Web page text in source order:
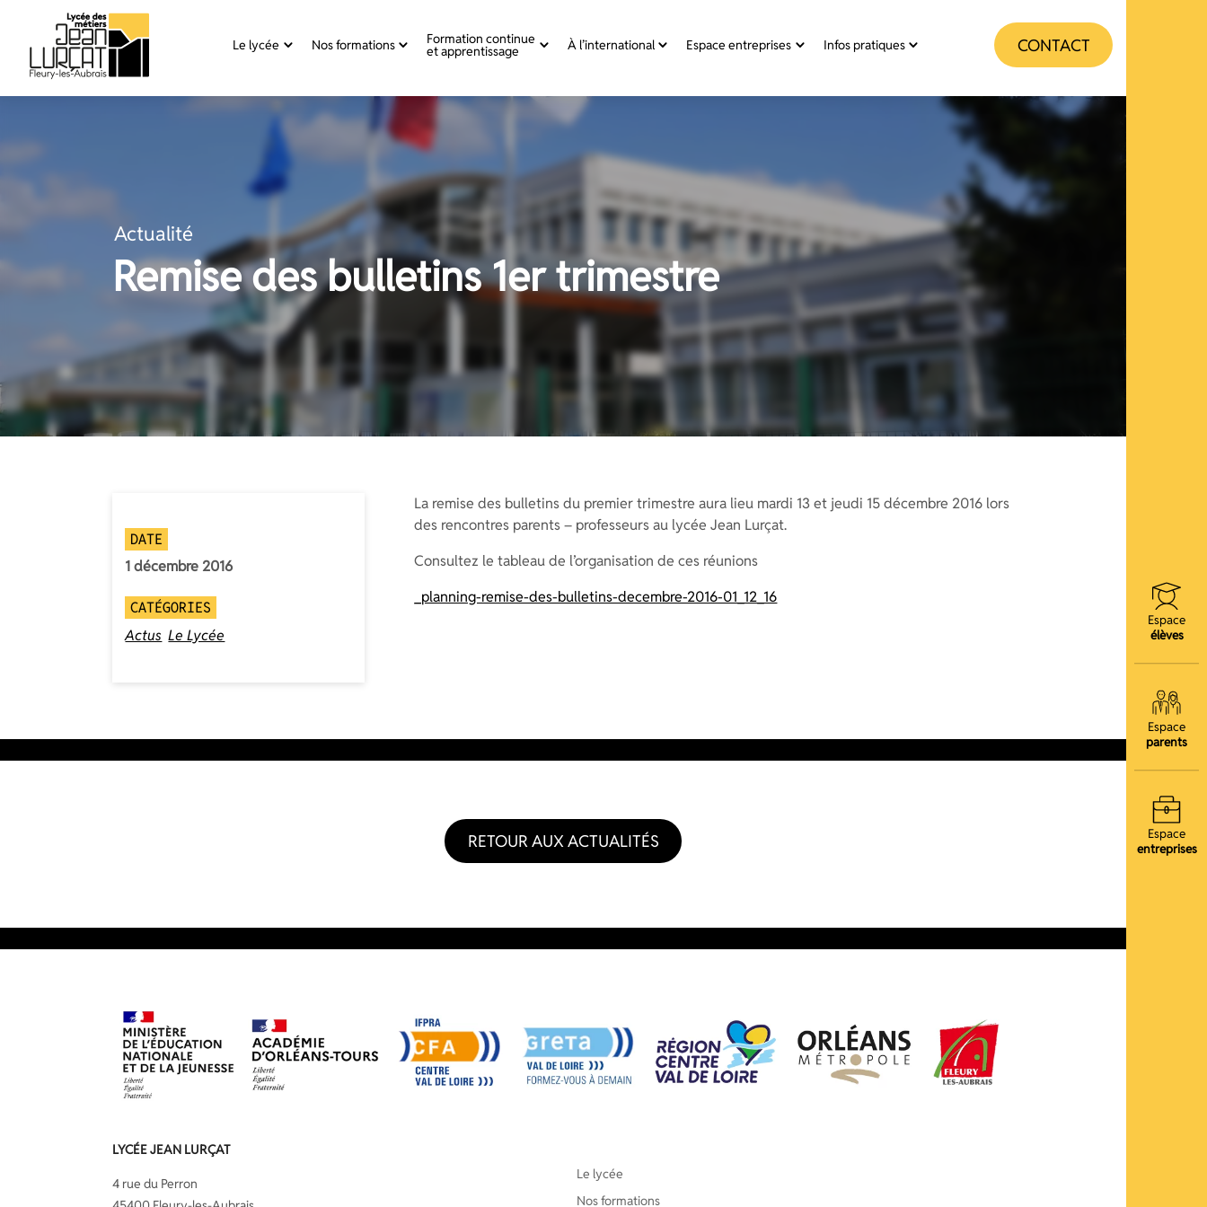
contenu
Le lycée Nos formations Formation continue
et apprentissage À l’international Espace entreprises Infos pratiques CONTACT
Espace
élèves
Espace
parents
Espace
entreprises
Actualité
Remise des bulletins 1er trimestre
DATE
1 décembre 2016
CATÉGORIES
Actus Le Lycée
La remise des bulletins du premier trimestre aura lieu mardi 13 et jeudi 15 décembre 2016 lors
des rencontres parents – professeurs au lycée Jean Lurçat.
Consultez le tableau de l’organisation de ces réunions
_planning-remise-des-bulletins-decembre-2016-01_12_16
RETOUR AUX ACTUALITÉS
LYCÉE JEAN LURÇAT
4 rue du Perron
Le lycée
Nos formations
Panneau de gestion des cookies